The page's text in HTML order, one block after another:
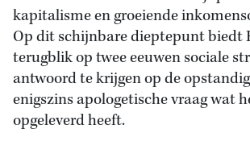
kapitalisme en groeiende
Op dit schijnbare dieptepunt biedt
terugblik op twee eeuwen sociale
antwoord te krijgen op de
enigszins apologetische vraag wat
opgeleverd heeft.